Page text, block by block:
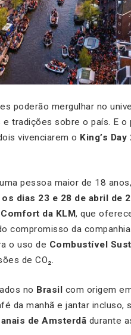
poderão mergulhar no
tradições sobre o país. E
vivenciarem o King’s Day
pessoa maior de 18
dias 23 e 28 de abril de
da KLM, que
compromisso da
o uso de Combustível
de CO₂.
no Brasil com origem
da manhã e jantar incluso,
de Amsterdã durante